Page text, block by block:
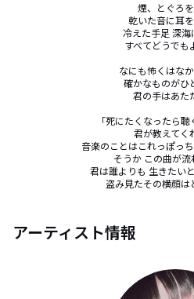
煙、とぐろ
乾いた音に耳
冷えた手足 深海
すべてどうでも
なにも怖くはな
確かなものがひ
君の手はあた
「死にたくなったら聴
君が教えてく
音楽のことはこれっぽっ
そうか この曲が流
君は誰よりも 生きたい
盗み見たその横顔は
アーティスト情報